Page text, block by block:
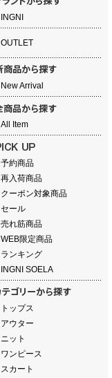
INGNI
OUTLET
New Arrival
All Item
予約商品
再入荷商品
クーポン対象商品
セール
売れ筋商品
WEB限定商品
ランキング
INGNI SOELA
トップス
アウター
ニット
ワンピース
スカート